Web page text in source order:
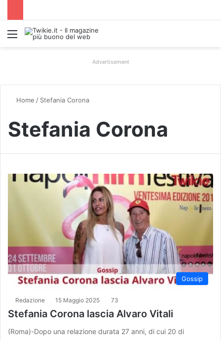
Menu
Advertisement
Home / Stefania Corona
Stefania Corona
Gossip
Redazione 15 Maggio 2025 73
Stefania Corona lascia Alvaro Vitali
(Roma)-Dopo una relazione durata 27 anni, di cui 20 di